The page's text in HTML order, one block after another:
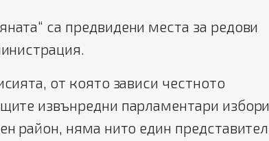
са предвидени места за редови
от която зависи честното
извънредни парламентари избори
район, няма нито един представител